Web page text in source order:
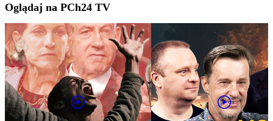
Oglądaj na PCh24 TV